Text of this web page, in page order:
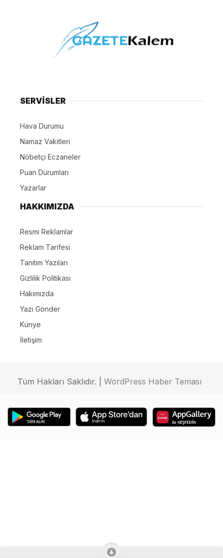
SERVİSLER
Hava Durumu
Namaz Vakitleri
Nöbetçi Eczaneler
Puan Durumları
Yazarlar
HAKKIMIZDA
Resmi Reklamlar
Reklam Tarifesi
Tanıtım Yazıları
Gizlilik Politikası
Hakımızda
Yazı Gönder
Künye
İletişim
Tüm Hakları Saklıdır. | WordPress Haber Teması